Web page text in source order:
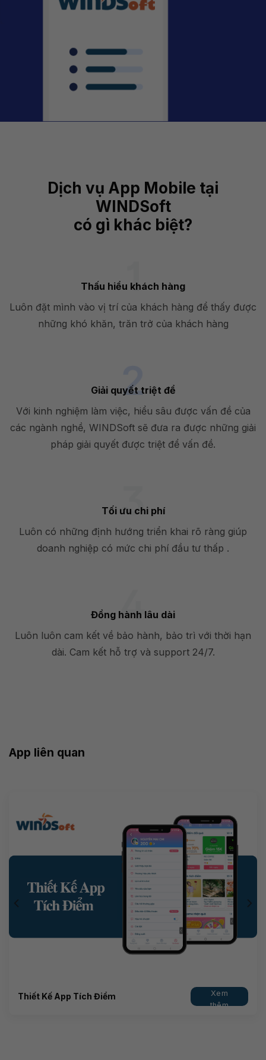
Dịch vụ App Mobile tại
WINDSoft
có gì khác biệt?
Thấu hiểu khách hàng
Luôn đặt mình vào vị trí của khách hàng để thấy được
những khó khăn, trăn trở của khách hàng
Giải quyết triệt để
Với kinh nghiệm làm việc, hiểu sâu được vấn đề của
các ngành nghề, WINDSoft sẽ đưa ra được những giải
pháp giải quyết được triệt để vấn đề.
Tối ưu chi phí
Luôn có những định hướng triển khai rõ ràng giúp
doanh nghiệp có mức chi phí đầu tư thấp .
Đồng hành lâu dài
Luôn luôn cam kết về bảo hành, bảo trì với thời hạn
dài. Cam kết hỗ trợ và support 24/7.
App liên quan
Thiết Kế App Tích Điểm
Xem
thêm